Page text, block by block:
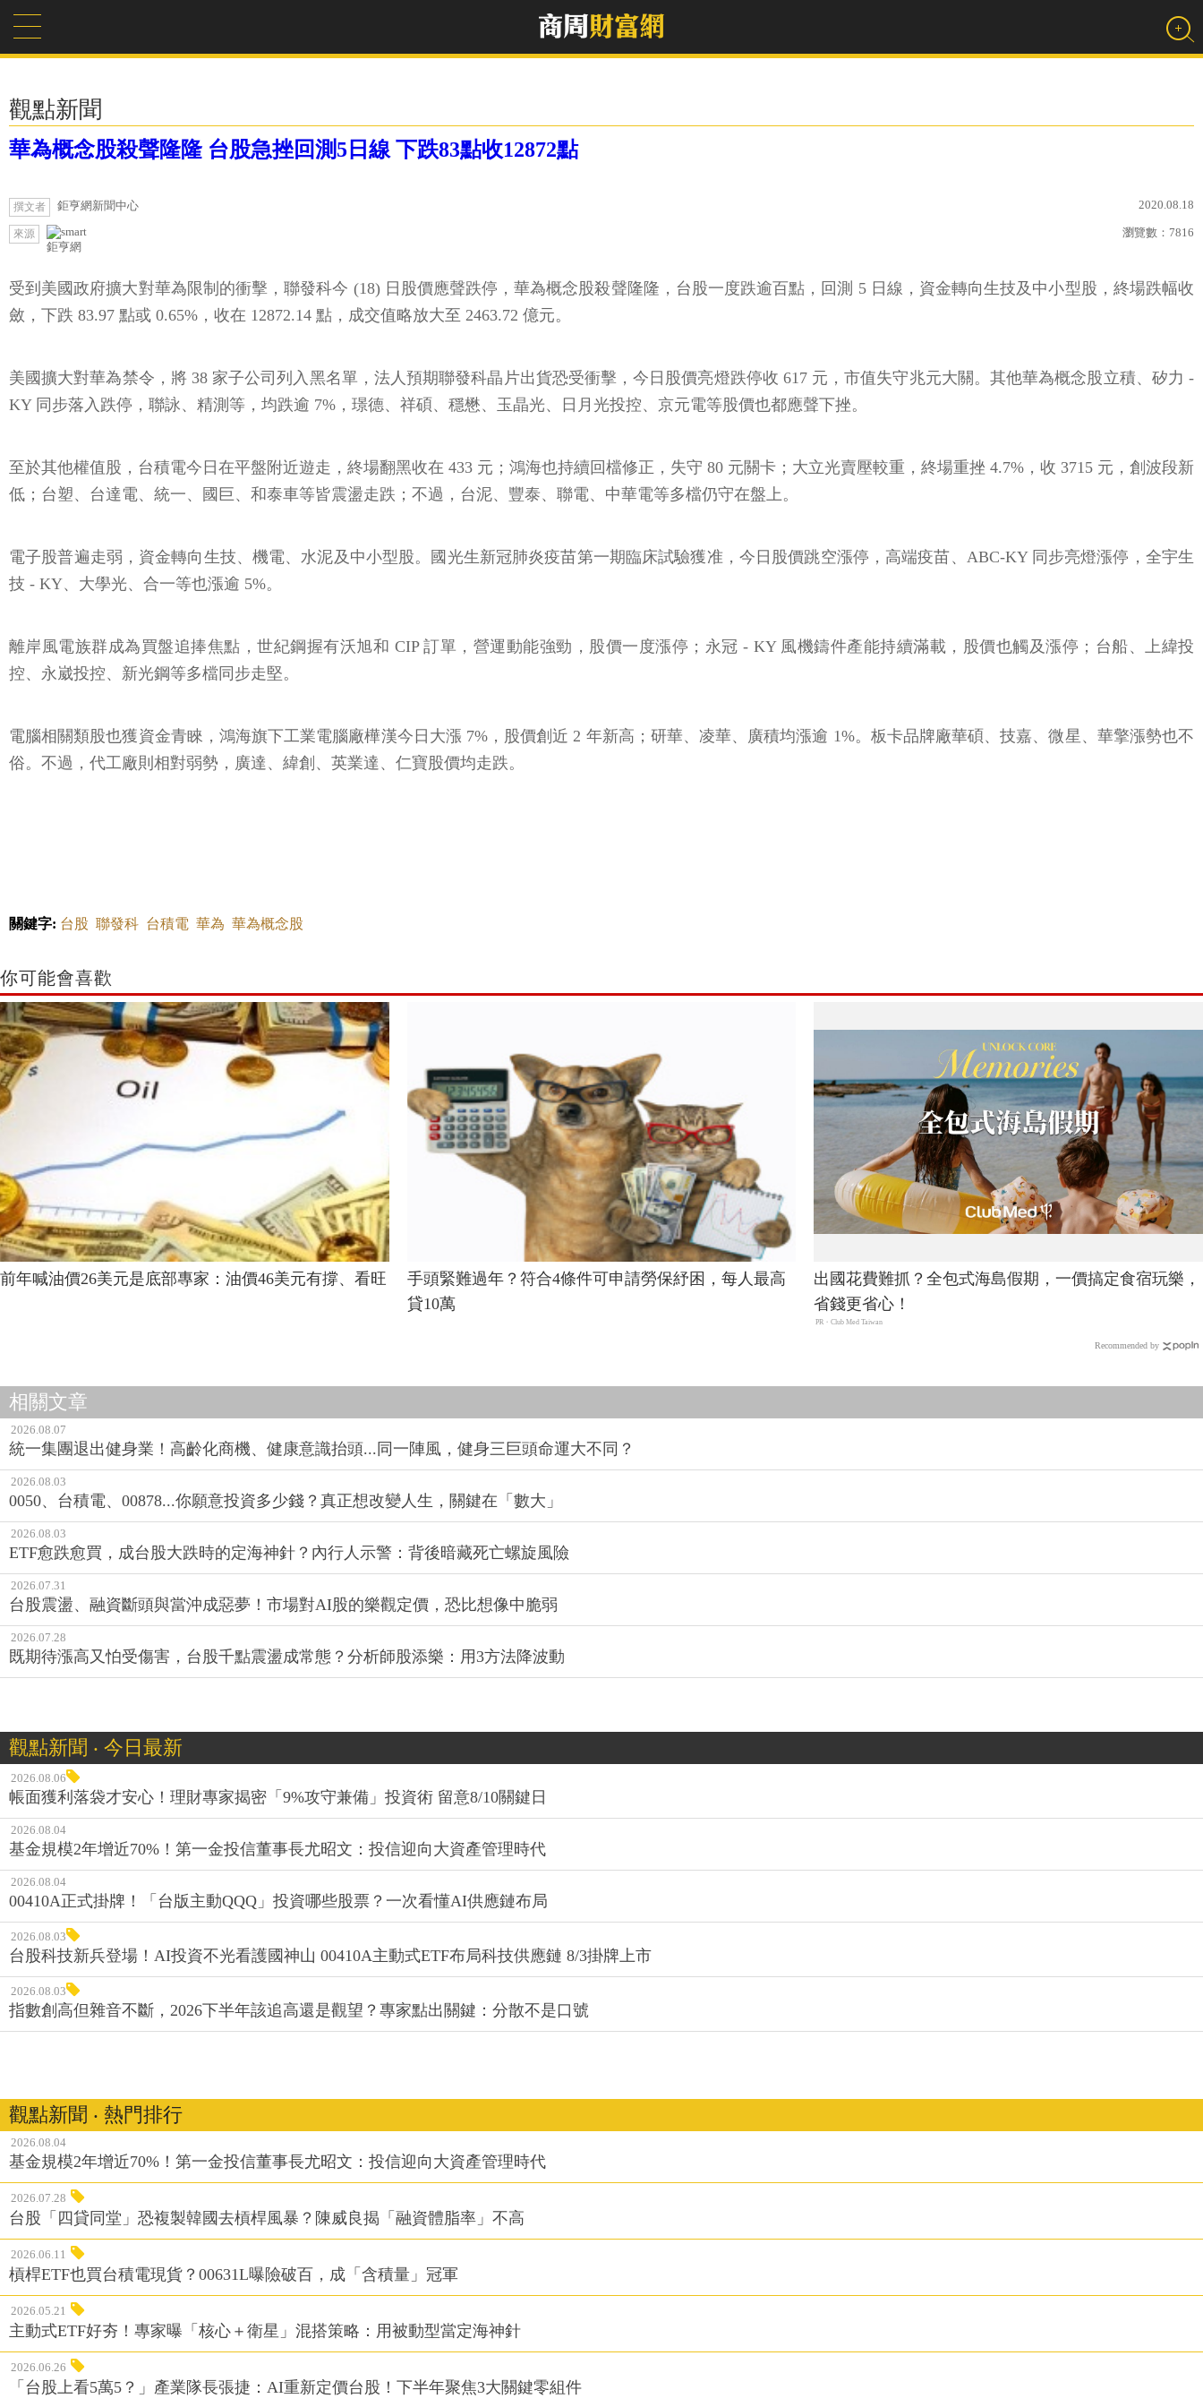
觀點新聞
華為概念股殺聲隆隆 台股急挫回測5日線 下跌83點收12872點
撰文者 鉅亨網新聞中心 2020.08.18
來源
鉅亨網
瀏覽數： 7816
受到美國政府擴大對華為限制的衝擊，聯發科今 (18) 日股價應聲跌停，華為概念股殺聲隆隆，台股一度跌逾百點，回測 5 日線，資金轉向生技及中小型股，終場跌幅收
斂，下跌 83.97 點或 0.65%，收在 12872.14 點，成交值略放大至 2463.72 億元。
美國擴大對華為禁令，將 38 家子公司列入黑名單，法人預期聯發科晶片出貨恐受衝擊，今日股價亮燈跌停收 617 元，市值失守兆元大關。其他華為概念股立積、矽力 -
KY 同步落入跌停，聯詠、精測等，均跌逾 7%，璟德、祥碩、穩懋、玉晶光、日月光投控、京元電等股價也都應聲下挫。
至於其他權值股，台積電今日在平盤附近遊走，終場翻黑收在 433 元；鴻海也持續回檔修正，失守 80 元關卡；大立光賣壓較重，終場重挫 4.7%，收 3715 元，創波段新
低；台塑、台達電、統一、國巨、和泰車等皆震盪走跌；不過，台泥、豐泰、聯電、中華電等多檔仍守在盤上。
電子股普遍走弱，資金轉向生技、機電、水泥及中小型股。國光生新冠肺炎疫苗第一期臨床試驗獲准，今日股價跳空漲停，高端疫苗、ABC-KY 同步亮燈漲停，全宇生
技 - KY、大學光、合一等也漲逾 5%。
離岸風電族群成為買盤追捧焦點，世紀鋼握有沃旭和 CIP 訂單，營運動能強勁，股價一度漲停；永冠 - KY 風機鑄件產能持續滿載，股價也觸及漲停；台船、上緯投
控、永崴投控、新光鋼等多檔同步走堅。
電腦相關類股也獲資金青睞，鴻海旗下工業電腦廠樺漢今日大漲 7%，股價創近 2 年新高；研華、凌華、廣積均漲逾 1%。板卡品牌廠華碩、技嘉、微星、華擎漲勢也不
俗。不過，代工廠則相對弱勢，廣達、緯創、英業達、仁寶股價均走跌。
關鍵字: 台股 聯發科 台積電 華為 華為概念股
你可能會喜歡
前年喊油價26美元是底部專家：油價46美元有撐、看旺
手頭緊難過年？符合4條件可申請勞保紓困，每人最高
貸10萬
出國花費難抓？全包式海島假期，一價搞定食宿玩樂，
省錢更省心！
PR・Club Med Taiwan
Recommended by
相關文章
2026.08.07
統一集團退出健身業！高齡化商機、健康意識抬頭...同一陣風，健身三巨頭命運大不同？
2026.08.03
0050、台積電、00878...你願意投資多少錢？真正想改變人生，關鍵在「數大」
2026.08.03
ETF愈跌愈買，成台股大跌時的定海神針？內行人示警：背後暗藏死亡螺旋風險
2026.07.31
台股震盪、融資斷頭與當沖成惡夢！市場對AI股的樂觀定價，恐比想像中脆弱
2026.07.28
既期待漲高又怕受傷害，台股千點震盪成常態？分析師股添樂：用3方法降波動
觀點新聞 ‧ 今日最新
2026.08.06
帳面獲利落袋才安心！理財專家揭密「9%攻守兼備」投資術 留意8/10關鍵日
2026.08.04
基金規模2年增近70%！第一金投信董事長尤昭文：投信迎向大資產管理時代
2026.08.04
00410A正式掛牌！「台版主動QQQ」投資哪些股票？一次看懂AI供應鏈布局
2026.08.03
台股科技新兵登場！AI投資不光看護國神山 00410A主動式ETF布局科技供應鏈 8/3掛牌上市
2026.08.03
指數創高但雜音不斷，2026下半年該追高還是觀望？專家點出關鍵：分散不是口號
觀點新聞 ‧ 熱門排行
2026.08.04
基金規模2年增近70%！第一金投信董事長尤昭文：投信迎向大資產管理時代
2026.07.28
台股「四貸同堂」恐複製韓國去槓桿風暴？陳威良揭「融資體脂率」不高
2026.06.11
槓桿ETF也買台積電現貨？00631L曝險破百，成「含積量」冠軍
2026.05.21
主動式ETF好夯！專家曝「核心＋衛星」混搭策略：用被動型當定海神針
2026.06.26
「台股上看5萬5？」產業隊長張捷：AI重新定價台股！下半年聚焦3大關鍵零組件